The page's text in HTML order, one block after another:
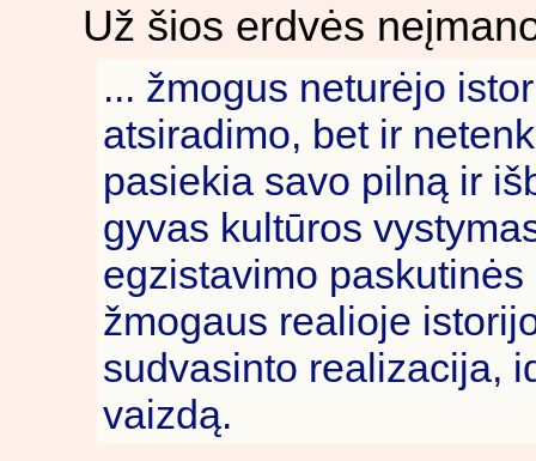
Už šios erdvės
... žmogus neturėjo
atsiradimo, bet ir
pasiekia savo pilną ir
gyvas kultūros
egzistavimo
žmogaus realioje
sudvasinto realizacija,
vaizdą.